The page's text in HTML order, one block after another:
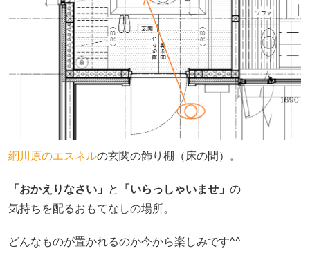
網川原のエスネルの玄関の飾り棚（床の間）。
「おかえりなさい」 と 「いらっしゃいませ」 の
気持ちを配るおもてなしの場所。
どんなものが置かれるのか今から楽しみです^^